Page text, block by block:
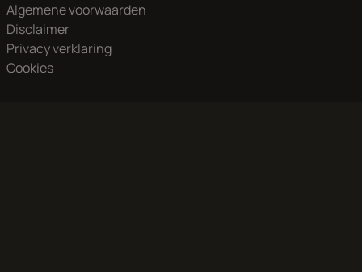
Algemene voorwaarden
Disclaimer
Privacy verklaring
Cookies